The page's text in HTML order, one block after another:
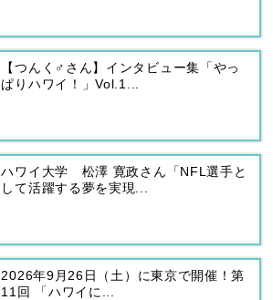
【つんく♂さん】インタビュー集「やっ
ぱりハワイ！」Vol.1...
ハワイ大学 松澤 寛政さん「NFL選手と
して活躍する夢を実現...
2026年9月26日（土）に東京で開催！第
11回 「ハワイに...